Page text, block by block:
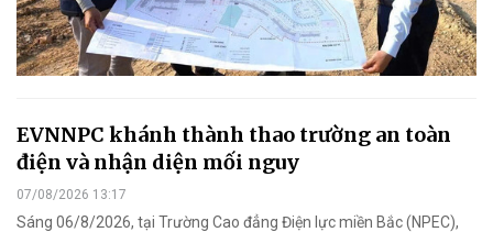
EVNNPC khánh thành thao trường an toàn
điện và nhận diện mối nguy
07/08/2026 13:17
Sáng 06/8/2026, tại Trường Cao đẳng Điện lực miền Bắc (NPEC),